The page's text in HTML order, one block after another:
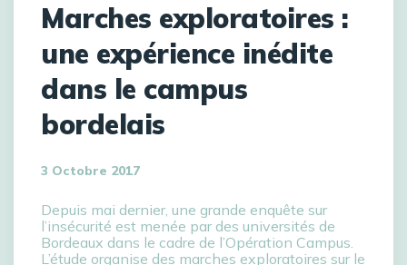
Marches exploratoires :
une expérience inédite
dans le campus
bordelais
3 Octobre 2017
Depuis mai dernier, une grande enquête sur
l’insécurité est menée par des universités de
Bordeaux dans le cadre de l’Opération Campus.
L’étude organise des marches exploratoires sur le